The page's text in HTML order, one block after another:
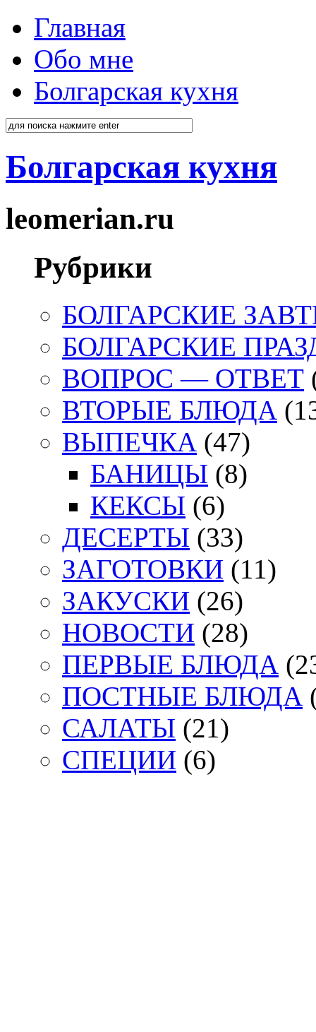
Главная
Обо мне
Болгарская кухня
Болгарская кухня
leomerian.ru
Рубрики
БОЛГАРСКИЕ
БОЛГАРСКИЕ
ВОПРОС — ОТВЕТ
ВТОРЫЕ БЛЮДА
ВЫПЕЧКА (47)
БАНИЦЫ (8)
КЕКСЫ (6)
ДЕСЕРТЫ (33)
ЗАГОТОВКИ (11)
ЗАКУСКИ (26)
НОВОСТИ (28)
ПЕРВЫЕ БЛЮДА
ПОСТНЫЕ БЛЮДА
САЛАТЫ (21)
СПЕЦИИ (6)